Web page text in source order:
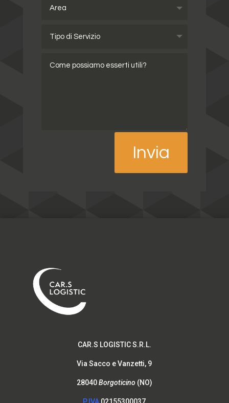
Invia
CAR.S LOGISTIC S.R.L.
Via Sacco e Vanzetti, 9
28040Borgoticino (NO)